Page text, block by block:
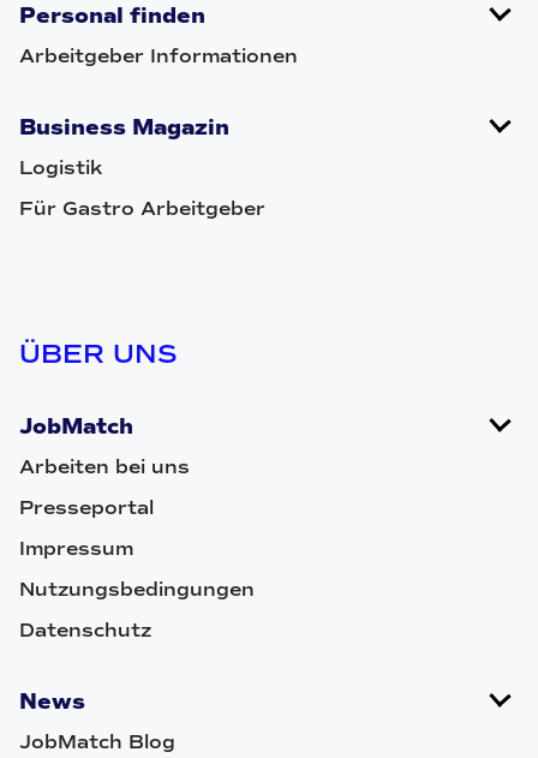
Personal finden
Arbeitgeber Informationen
Business Magazin
Logistik
Für Gastro Arbeitgeber
ÜBER UNS
JobMatch
Arbeiten bei uns
Presseportal
Impressum
Nutzungsbedingungen
Datenschutz
News
JobMatch Blog